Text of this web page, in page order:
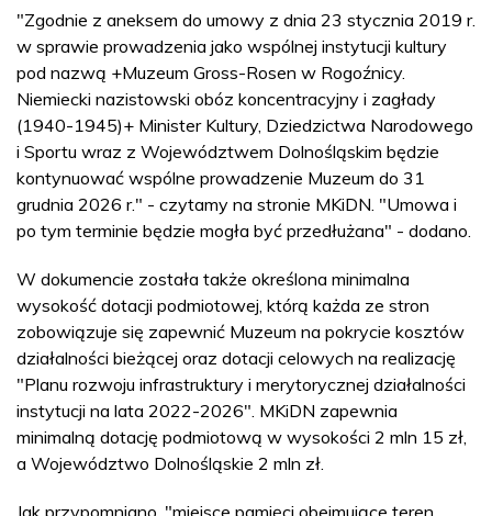
"Zgodnie z aneksem do umowy z dnia 23 stycznia 2019 r.
w sprawie prowadzenia jako wspólnej instytucji kultury
pod nazwą +Muzeum Gross-Rosen w Rogoźnicy.
Niemiecki nazistowski obóz koncentracyjny i zagłady
(1940-1945)+ Minister Kultury, Dziedzictwa Narodowego
i Sportu wraz z Województwem Dolnośląskim będzie
kontynuować wspólne prowadzenie Muzeum do 31
grudnia 2026 r." - czytamy na stronie MKiDN. "Umowa i
po tym terminie będzie mogła być przedłużana" - dodano.
W dokumencie została także określona minimalna
wysokość dotacji podmiotowej, którą każda ze stron
zobowiązuje się zapewnić Muzeum na pokrycie kosztów
działalności bieżącej oraz dotacji celowych na realizację
"Planu rozwoju infrastruktury i merytorycznej działalności
instytucji na lata 2022-2026". MKiDN zapewnia
minimalną dotację podmiotową w wysokości 2 mln 15 zł,
a Województwo Dolnośląskie 2 mln zł.
Jak przypomniano, "miejsce pamięci obejmujące teren